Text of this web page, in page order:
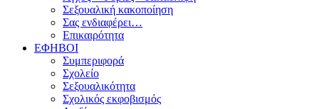
Σεξουαλική κακοποίηση
Σας ενδιαφέρει…
Επικαιρότητα
ΕΦΗΒΟΙ
Συμπεριφορά
Σχολείο
Σεξουαλικότητα
Σχολικός εκφοβισμός